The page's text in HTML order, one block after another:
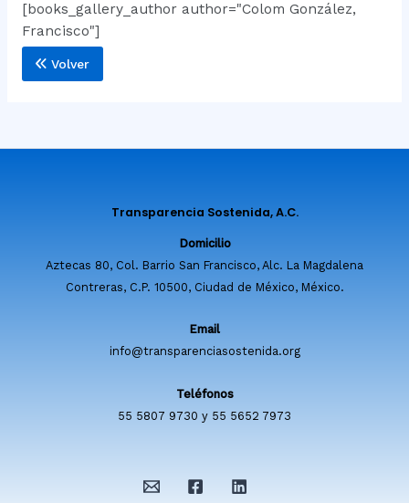
[books_gallery_author author="Colom González,
Francisco"]
Volver
Transparencia Sostenida, A.C.
Domicilio
Aztecas 80, Col. Barrio San Francisco, Alc. La Magdalena
Contreras, C.P. 10500, Ciudad de México, México.
Email
info@transparenciasostenida.org
Teléfonos
55 5807 9730 y 55 5652 7973